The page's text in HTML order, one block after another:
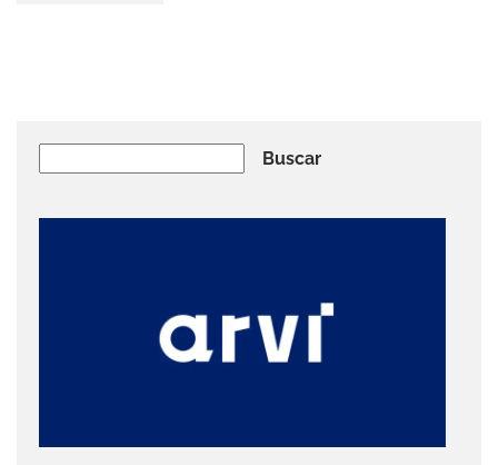
Buscar